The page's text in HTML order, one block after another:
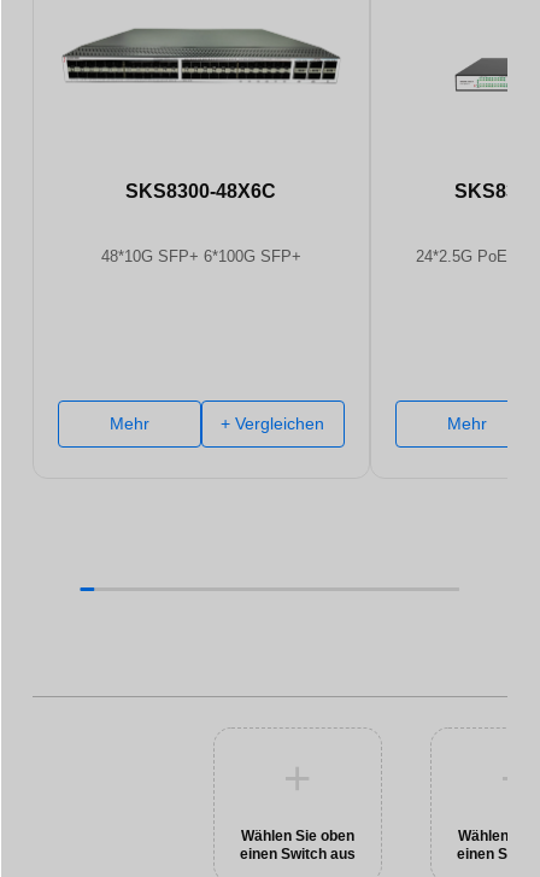
SKS8300-48X6C
48*10G SFP+ 6*100G SFP+
Mehr + Vergleichen
24*2.5G PoE
Mehr
+
Wählen Sie oben
einen Switch aus
+
Wählen Sie
einen